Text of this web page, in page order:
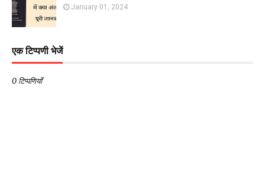
January 01, 2024
एक टिप्पणी भेजें
0 टिप्पणियाँ